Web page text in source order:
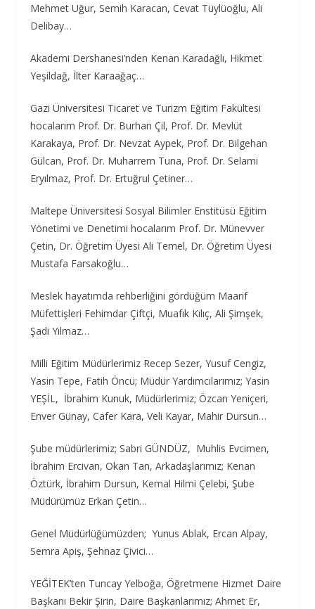
Mehmet Uğur, Semih Karacan, Cevat Tüylüoğlu, Ali
Delibay…
Akademi Dershanesi’nden Kenan Karadağlı, Hikmet
Yeşildağ, İlter Karaağaç…
Gazi Üniversitesi Ticaret ve Turizm Eğitim Fakültesi
hocalarım Prof. Dr. Burhan Çil, Prof. Dr. Mevlüt
Karakaya, Prof. Dr. Nevzat Aypek, Prof. Dr. Bilgehan
Gülcan, Prof. Dr. Muharrem Tuna, Prof. Dr. Selami
Eryılmaz, Prof. Dr. Ertuğrul Çetiner…
Maltepe Üniversitesi Sosyal Bilimler Enstitüsü Eğitim
Yönetimi ve Denetimi hocalarım Prof. Dr. Münevver
Çetin, Dr. Öğretim Üyesi Ali Temel, Dr. Öğretim Üyesi
Mustafa Farsakoğlu…
Meslek hayatımda rehberliğini gördüğüm Maarif
Müfettişleri Fehimdar Çiftçi, Muafık Kılıç, Ali Şimşek,
Şadi Yılmaz…
Milli Eğitim Müdürlerimiz Recep Sezer, Yusuf Cengiz,
Yasin Tepe, Fatih Öncü; Müdür Yardımcılarımız; Yasin
YEŞİL, İbrahim Kunuk, Müdürlerimiz; Özcan Yeniçeri,
Enver Günay, Cafer Kara, Veli Kayar, Mahir Dursun…
Şube müdürlerimiz; Sabri GÜNDÜZ, Muhlis Evcimen,
İbrahim Ercivan, Okan Tan, Arkadaşlarımız; Kenan
Öztürk, İbrahim Dursun, Kemal Hilmi Çelebi, Şube
Müdürümüz Erkan Çetin…
Genel Müdürlüğümüzden; Yunus Ablak, Ercan Alpay,
Semra Apiş, Şehnaz Çivici…
YEĞİTEK’ten Tuncay Yelboğa, Öğretmene Hizmet Daire
Başkanı Bekir Şirin, Daire Başkanlarımız; Ahmet Er,